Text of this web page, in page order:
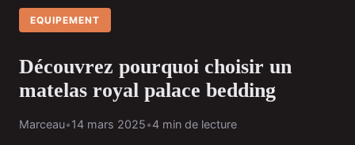
EQUIPEMENT
Découvrez pourquoi choisir un
matelas royal palace bedding
Marceau•14 mars 2025•4 min de lecture